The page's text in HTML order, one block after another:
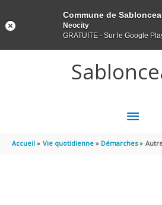
MENU
Accueil Vie quotidienne Démarches
Commune de
Neocity
GRATUITE - Sur le Google